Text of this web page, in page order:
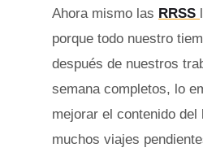
Ahora mismo las RRSS
porque todo nuestro
después de nuestros
semana completos, lo
mejorar el contenido del
muchos viajes